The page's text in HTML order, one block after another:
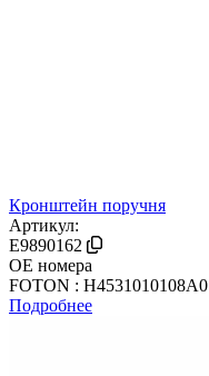
Кронштейн поручня
Артикул:
E9890162
OE номера
FOTON : H4531010108A0
Подробнее